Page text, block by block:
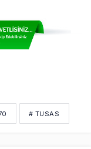
# TUSAS